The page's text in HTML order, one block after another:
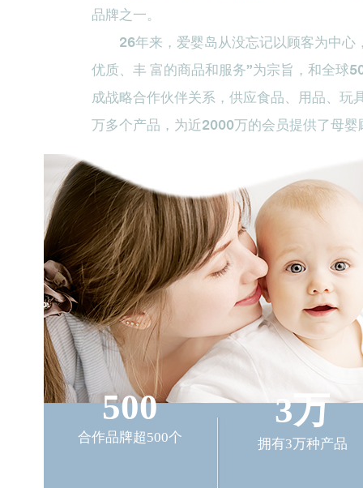
品牌之一。
26年来，爱婴岛从没忘记以顾客为中心
优质、丰 富的商品和服务”为宗旨，和全球
成战略合作伙伴关系，供应食品、用品、玩
万多个产品，为近2000万的会员提供了母
500
合作品牌超500个
3万
拥有3万种产品